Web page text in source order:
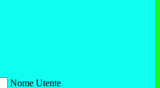
Nome Utente